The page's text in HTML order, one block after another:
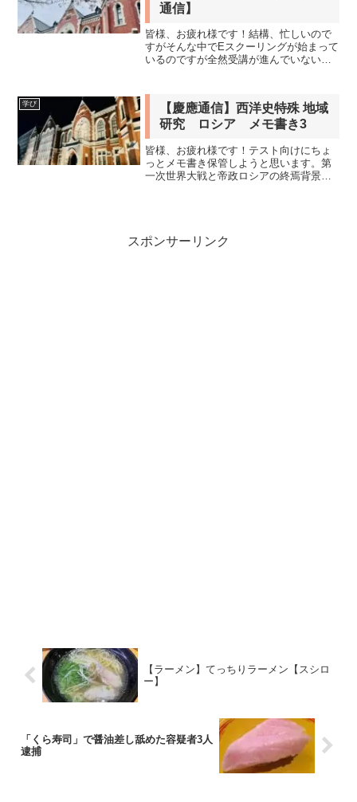
通信】
皆様、お疲れ様です！結構、忙しいので
すがそんな中でEスクーリングが始まって
いるのですが全然受講が進んでいないで
する予定です！ももちゃん毎度だけど、
課題提出期限とアップロ...
学び
【慶應通信】西洋史特殊 地域
研究 ロシア メモ書き3
皆様、お疲れ様です！テスト向けにちょ
っとメモ書き保管しようと思います。第
一次世界大戦と帝政ロシアの終焉背景
スポンサーリンク
【ラーメン】てっちりラーメン【スシロ
ー】
「くら寿司」で醤油差し舐めた容疑者3人
逮捕